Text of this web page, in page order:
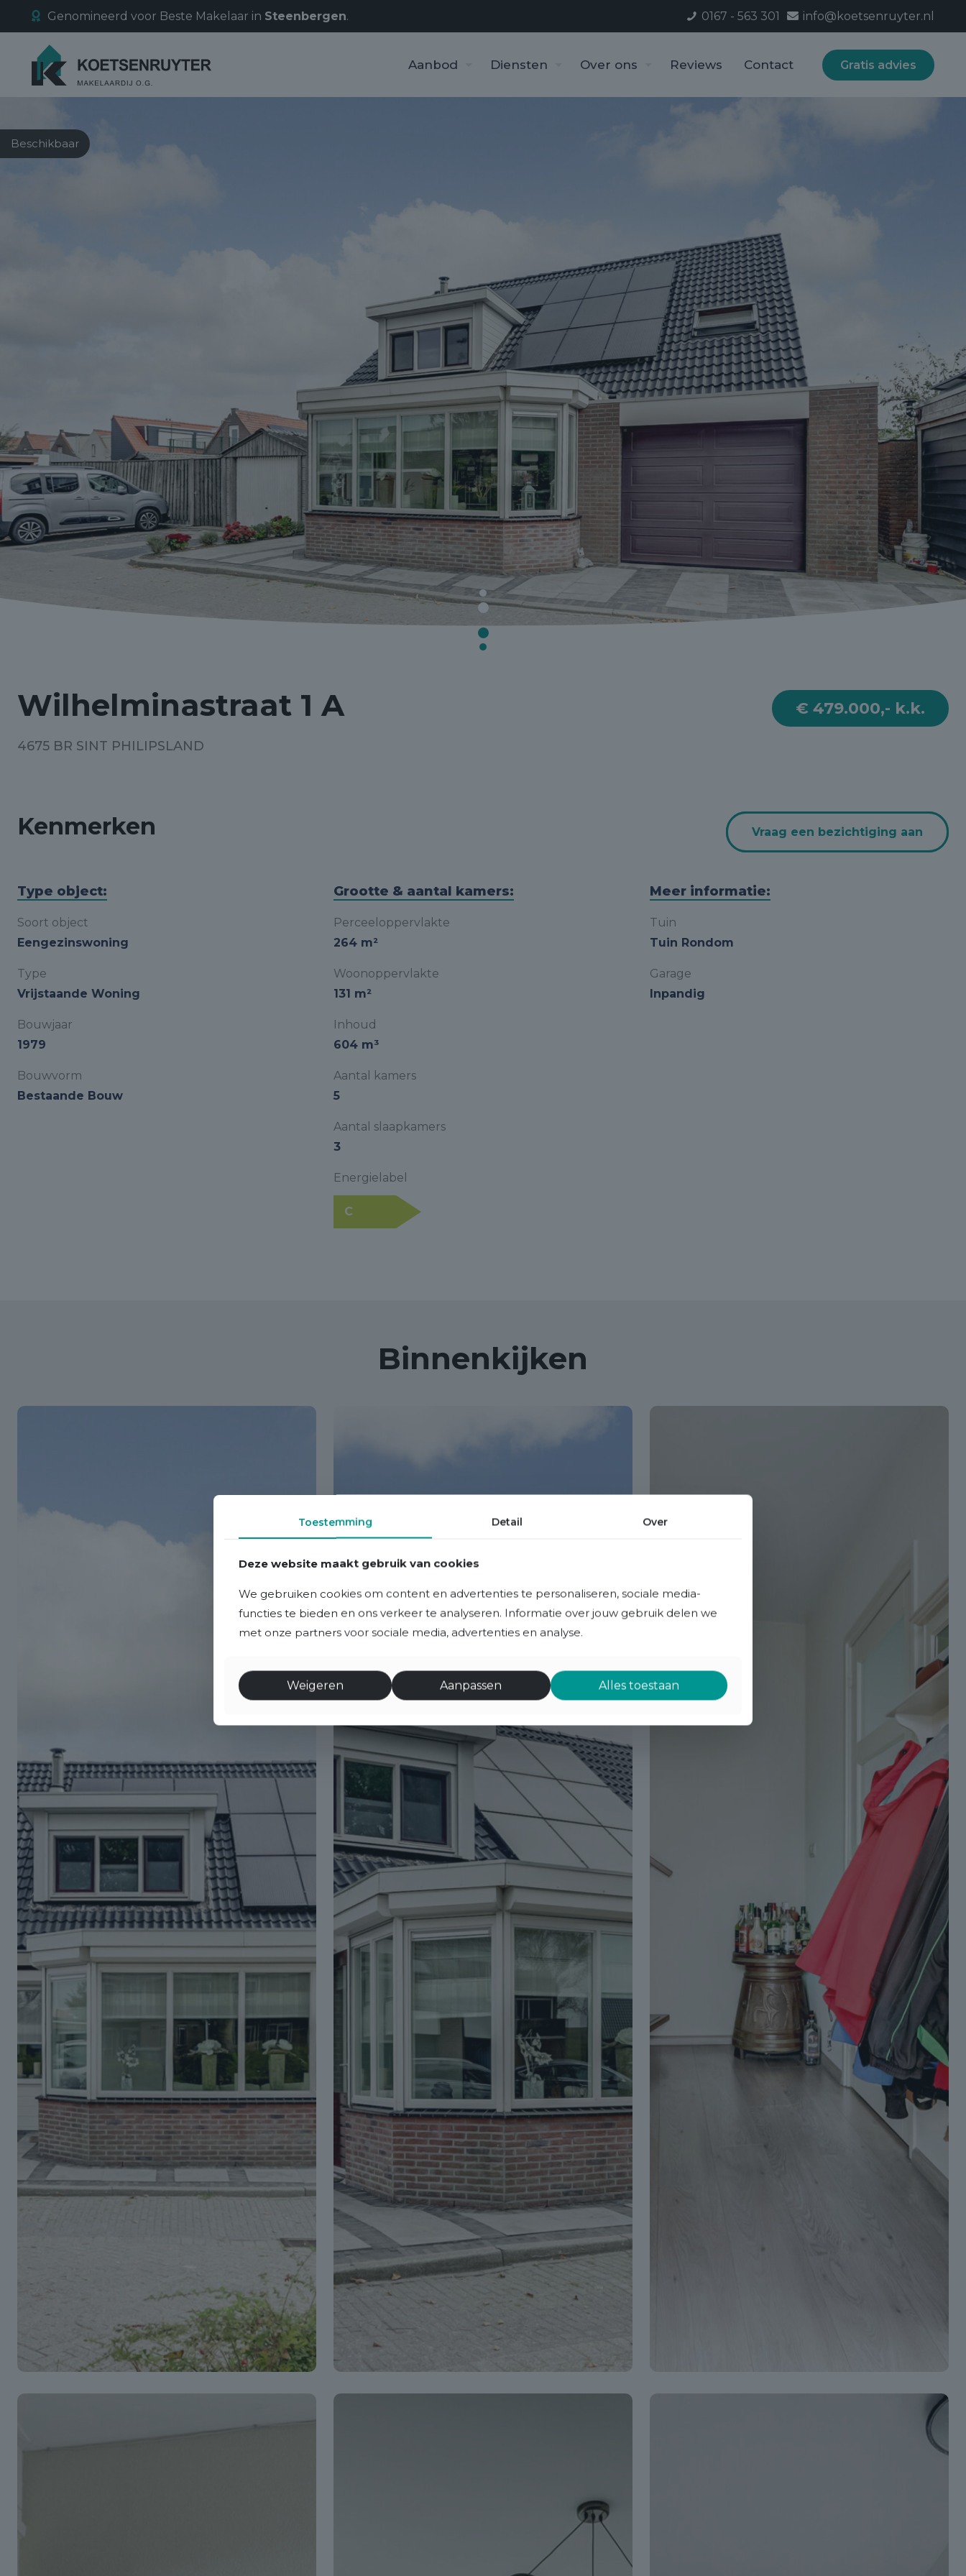
Genomineerd voor Beste Makelaar in Steenbergen. 0167 - 563 301 info@koetsenruyter.nl
Aanbod Diensten Over ons Reviews Contact Gratis advies
Beschikbaar
Wilhelminastraat 1 A
4675 BR SINT PHILIPSLAND
€ 479.000,- k.k.
Kenmerken Vraag een bezichtiging aan
Type object:
Soort object
Eengezinswoning
Type
Vrijstaande Woning
Bouwjaar
1979
Bouwvorm
Bestaande Bouw
Grootte & aantal kamers:
Perceeloppervlakte
264 m²
Woonoppervlakte
131 m²
Inhoud
604 m³
Aantal kamers
5
Aantal slaapkamers
3
Energielabel
C
Meer informatie:
Tuin
Tuin Rondom
Garage
Inpandig
Binnenkijken
Toestemming Detail Over
Deze website maakt gebruik van cookies
We gebruiken cookies om content en advertenties te personaliseren, sociale media-
functies te bieden en ons verkeer te analyseren. Informatie over jouw gebruik delen we
met onze partners voor sociale media, advertenties en analyse.
Weigeren Aanpassen Alles toestaan